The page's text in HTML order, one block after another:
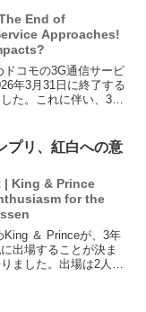
End of
Approaches!
ドコモの3G通信サービ
年3月31日に終了する
た。これに伴い、3G
線への影響や、3G回
プリ、紅白への意
| King & Prince
for the
King ＆ Princeが、3年
出場することが決ま
ました。出場は2人体